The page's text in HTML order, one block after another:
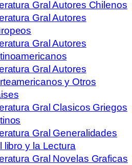
Gral Autores Chilenos
Gral Autores
Gral Autores
Gral Autores
y Otros
Gral Clasicos Griegos
Gral Generalidades
libro y la Lectura
Gral Novelas Graficas